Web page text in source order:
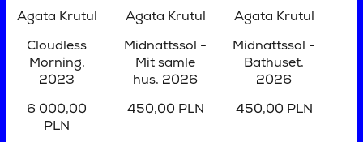
Agata Krutul
Cloudless
Morning,
2023
6 000,00
PLN
Agata Krutul
Midnattssol -
Mit samle
hus, 2026
450,00 PLN
Agata Krutul
Midnattssol -
Bathuset,
2026
450,00 PLN